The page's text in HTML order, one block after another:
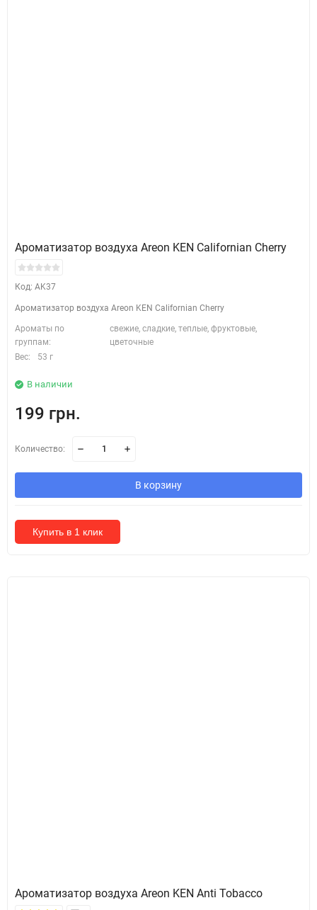
Ароматизатор воздуха Areon KEN Californian Cherry
Код: AK37
Ароматизатор воздуха Areon KEN Californian Cherry
Ароматы по
группам:
свежие, сладкие, теплые, фруктовые,
цветочные
Вес:
53 г
В наличии
199 грн.
Количество:
В корзину
Купить в 1 клик
Ароматизатор воздуха Areon KEN Anti Tobacco